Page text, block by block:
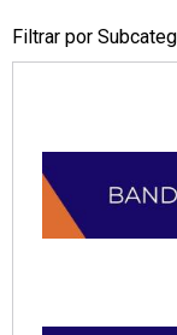
Filtrar por